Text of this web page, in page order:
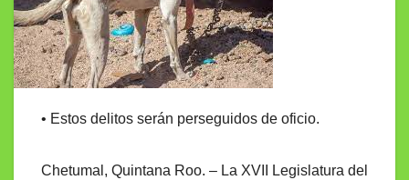
• Estos delitos serán perseguidos de oficio.
Chetumal, Quintana Roo. – La XVII Legislatura del